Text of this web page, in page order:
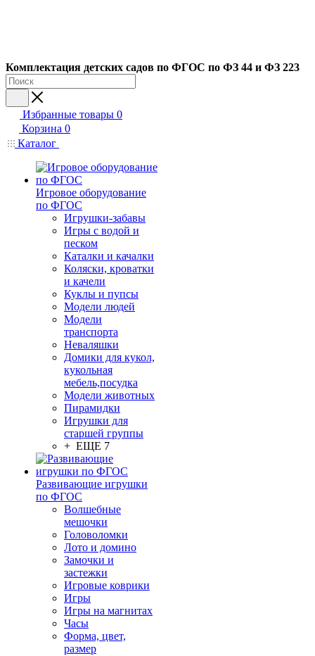
Комплектация детских садов по ФГОC по ФЗ 44 и ФЗ 223
Избранные товары 0
Корзина 0
Каталог
Игровое оборудование
по ФГОС
Игрушки-забавы
Игры с водой и
песком
Каталки и качалки
Коляски, кроватки
и качели
Куклы и пупсы
Модели людей
Модели
транспорта
Неваляшки
Домики для кукол,
кукольная
мебель,посудка
Модели животных
Пирамидки
Игрушки для
старшей группы
+ ЕЩЕ 7
Развивающие игрушки
по ФГОС
Волшебные
мешочки
Головоломки
Лото и домино
Замочки и
застежки
Игровые коврики
Игры
Игры на магнитах
Часы
Форма, цвет,
размер